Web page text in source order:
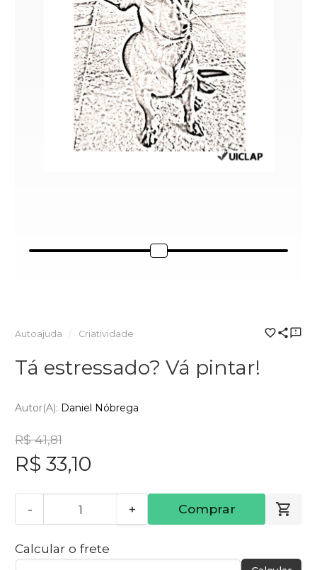
Autoajuda Criatividade
Tá estressado? Vá pintar!
Autor(a): Daniel Nóbrega
R$ 41,81
R$ 33,10
- + Comprar
Calcular o frete